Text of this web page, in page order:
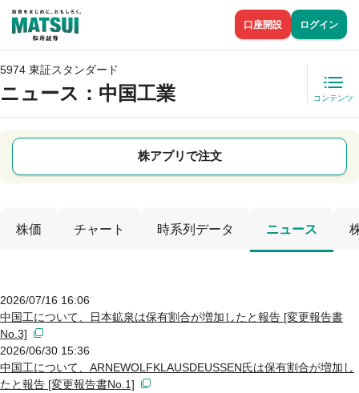
口座開設 ログイン
5974 東証スタンダード
ニュース ：中国工業 コンテンツ
株アプリで注文
株価 チャート 時系列データ ニュース
2026/07/16 16:06
中国工について、日本鉱泉は保有割合が増加したと報告 [変更報告書
No.3]
2026/06/30 15:36
中国工について、ARNEWOLFKLAUSDEUSSEN氏は保有割合が増加し
たと報告 [変更報告書No.1]